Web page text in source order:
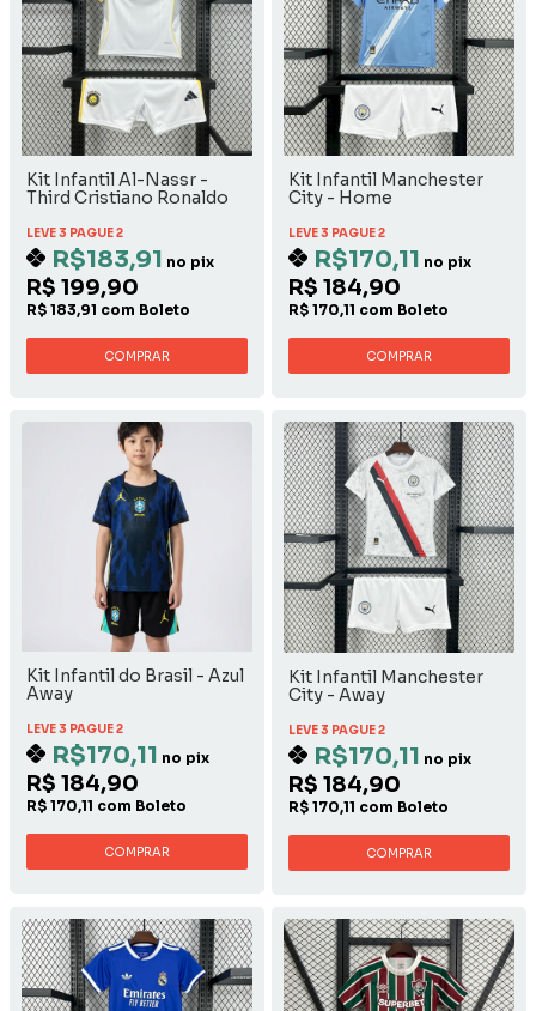
Kit Infantil Al-Nassr -
Third Cristiano Ronaldo
LEVE 3 PAGUE 2
R$183,91 no pix
R$ 199,90
R$ 183,91 com Boleto
COMPRAR
Kit Infantil Manchester
City - Home
LEVE 3 PAGUE 2
R$170,11 no pix
R$ 184,90
R$ 170,11 com Boleto
COMPRAR
Kit Infantil do Brasil - Azul
Away
LEVE 3 PAGUE 2
R$170,11 no pix
R$ 184,90
R$ 170,11 com Boleto
COMPRAR
Kit Infantil Manchester
City - Away
LEVE 3 PAGUE 2
R$170,11 no pix
R$ 184,90
R$ 170,11 com Boleto
COMPRAR